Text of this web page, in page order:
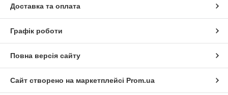
Доставка та оплата
Графік роботи
Повна версія сайту
Сайт створено на маркетплейсі Prom.ua